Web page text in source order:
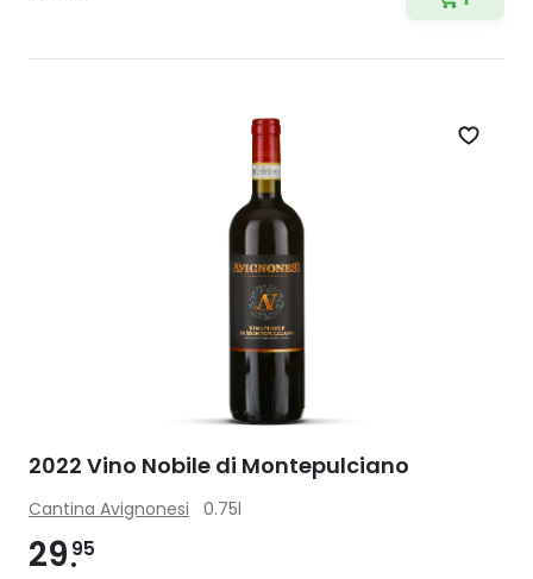
Zet
2022 Vino Nobile di Montepulciano
Cantina Avignonesi 0.75l
29 95